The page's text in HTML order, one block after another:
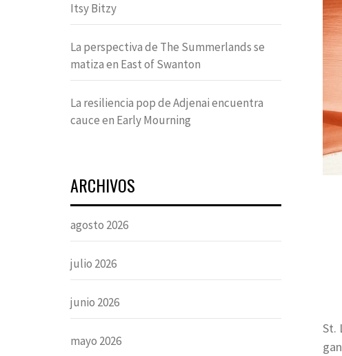
St.
Itsy Bitzy
La perspectiva de The Summerlands se
matiza en East of Swanton
La resiliencia pop de Adjenai encuentra
cauce en Early Mourning
ARCHIVOS
agosto 2026
julio 2026
junio 2026
mayo 2026